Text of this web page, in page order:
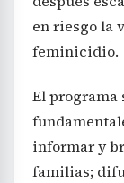
en riesgo la
feminicidio.
El programa
informar y
familias;